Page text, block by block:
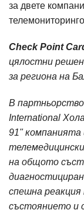
за двете
Check Point
цялостни
за региона на
В
International
91" компанията
на общото
спешна реакция
състоянието и